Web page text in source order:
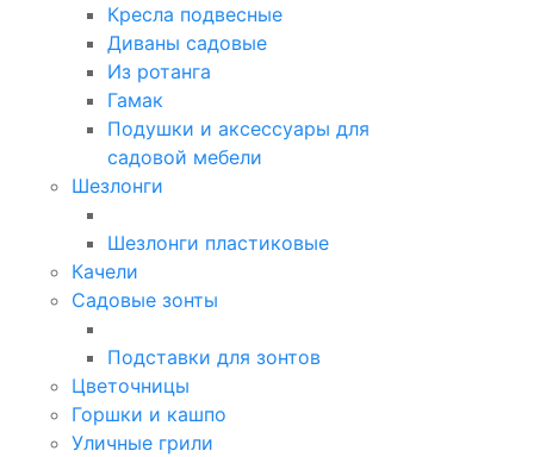
Кресла подвесные
Диваны садовые
Из ротанга
Гамак
Подушки и аксессуары для
садовой мебели
Шезлонги
Шезлонги пластиковые
Качели
Садовые зонты
Подставки для зонтов
Цветочницы
Горшки и кашпо
Уличные грили